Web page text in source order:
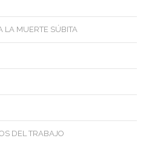
LA MUERTE SÚBITA
DEL TRABAJO